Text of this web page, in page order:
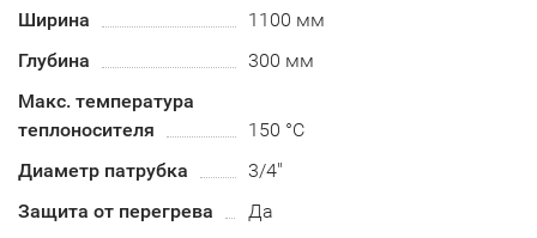
Ширина
1100 мм
Глубина
300 мм
Макс. температура
теплоносителя
150 °C
Диаметр патрубка
3/4"
Защита от перегрева
Да